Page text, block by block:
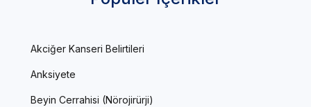
Akciğer Kanseri Belirtileri
Anksiyete
Beyin Cerrahisi (Nörojirürji)